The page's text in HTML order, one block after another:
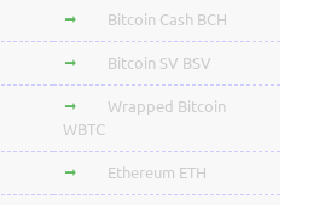
Bitcoin Cash BCH
Bitcoin SV BSV
Wrapped Bitcoin
WBTC
Ethereum ETH